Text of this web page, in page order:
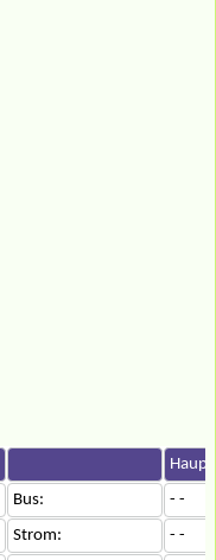
Bus:
- -
Strom: - -